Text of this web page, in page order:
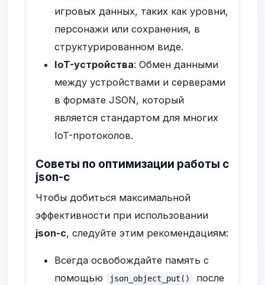
игровых данных, таких как уровни,
персонажи или сохранения, в
структурированном виде.
IoT-устройства: Обмен данными
между устройствами и серверами
в формате JSON, который
является стандартом для многих
IoT-протоколов.
Советы по оптимизации работы с
json-c
Чтобы добиться максимальной
эффективности при использовании
json-c, следуйте этим рекомендациям:
Всегда освобождайте память с
помощью
json_object_put()
после